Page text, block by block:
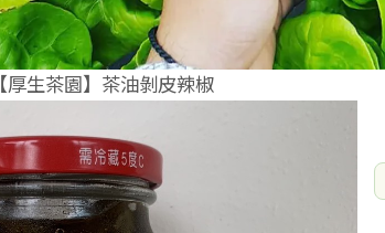
【厚生茶園】茶油剝皮辣椒